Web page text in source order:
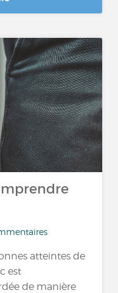
atteintes de
est
de manière